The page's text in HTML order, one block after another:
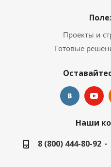
Проекты и
Готовые
Наши
8 (800) 444-80-92